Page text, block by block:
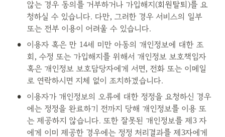
않는 경우 동의를 거부하거나 가입해지(회원탈퇴)를 요
청하실 수 있습니다. 다만, 그러한 경우 서비스의 일부
또는 전부 이용이 어려울 수 있습니다.
•
이용자 혹은 만 14세 미만 아동의 개인정보에 대한 조
회, 수정 또는 가입해지를 위해서 개인정보 보호책임자
혹은 개인정보 보호담당자에게 서면, 전화 또는 이메일
로 연락하시면 지체 없이 조치하겠습니다.
•
이용자가 개인정보의 오류에 대한 정정을 요청하신 경우
에는 정정을 완료하기 전까지 당해 개인정보를 이용 또
는 제공하지 않습니다. 또한 잘못된 개인정보를 제3 자
에게 이미 제공한 경우에는 정정 처리결과를 제3자에게